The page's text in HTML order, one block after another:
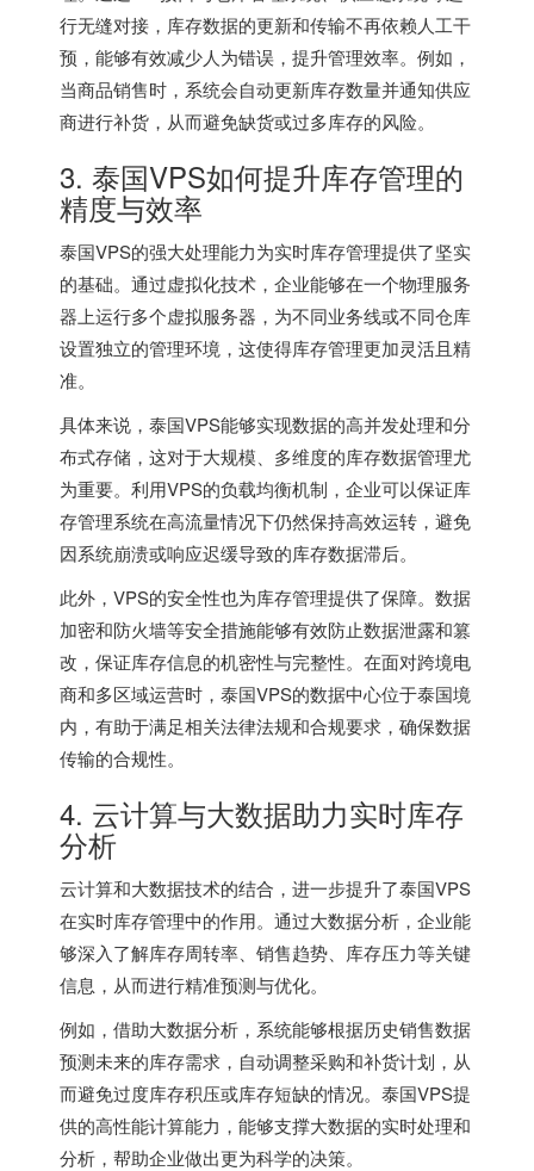
行无缝对接，库存数据的更新和传输不再依赖人工干
预，能够有效减少人为错误，提升管理效率。例如，
当商品销售时，系统会自动更新库存数量并通知供应
商进行补货，从而避免缺货或过多库存的风险。
3. 泰国VPS如何提升库存管理的
精度与效率
泰国VPS的强大处理能力为实时库存管理提供了坚实
的基础。通过虚拟化技术，企业能够在一个物理服务
器上运行多个虚拟服务器，为不同业务线或不同仓库
设置独立的管理环境，这使得库存管理更加灵活且精
准。
具体来说，泰国VPS能够实现数据的高并发处理和分
布式存储，这对于大规模、多维度的库存数据管理尤
为重要。利用VPS的负载均衡机制，企业可以保证库
存管理系统在高流量情况下仍然保持高效运转，避免
因系统崩溃或响应迟缓导致的库存数据滞后。
此外，VPS的安全性也为库存管理提供了保障。数据
加密和防火墙等安全措施能够有效防止数据泄露和篡
改，保证库存信息的机密性与完整性。在面对跨境电
商和多区域运营时，泰国VPS的数据中心位于泰国境
内，有助于满足相关法律法规和合规要求，确保数据
传输的合规性。
4. 云计算与大数据助力实时库存
分析
云计算和大数据技术的结合，进一步提升了泰国VPS
在实时库存管理中的作用。通过大数据分析，企业能
够深入了解库存周转率、销售趋势、库存压力等关键
信息，从而进行精准预测与优化。
例如，借助大数据分析，系统能够根据历史销售数据
预测未来的库存需求，自动调整采购和补货计划，从
而避免过度库存积压或库存短缺的情况。泰国VPS提
供的高性能计算能力，能够支撑大数据的实时处理和
分析，帮助企业做出更为科学的决策。